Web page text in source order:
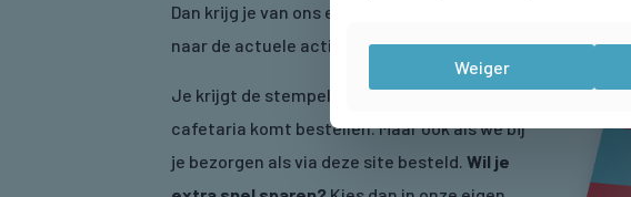
Dan krijg je van ons een gratis product, vraag
naar de actuele actie.
Je krijgt de stempel als je bij ons in de
cafetaria komt bestellen. Maar ook als we bij
je bezorgen als via deze site besteld. Wil je
Weiger